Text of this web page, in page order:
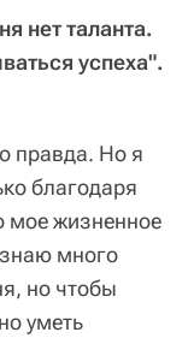
нет таланта.
успеха".
правда. Но я
благодаря
мое жизненное
знаю много
но чтобы
уметь